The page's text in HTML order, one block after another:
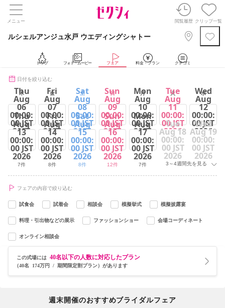
メニュー 閲覧履歴 クリップ一覧
ルシェルアンジュ水戸 ウエディングシャトー
トップ フォト・ムービー フェア 料金・プラン クチコミ
日付を絞り込む
木 金 土 日 月 火 水
Thu
Aug
06
00:00:
00 JST
2026
7件
Fri
Aug
07
00:00:
00 JST
2026
8件
Sat
Aug
08
00:00:
00 JST
2026
9件
Sun
Aug
09
00:00:
00 JST
2026
12件
Mon
Aug
10
00:00:
00 JST
2026
7件
Tue
Aug
11
00:00:
00 JST
2026
10件
Wed
Aug
12
00:00:
00 JST
2026
4件
Thu
Aug
13
00:00:
00 JST
2026
7件
Fri
Aug
14
00:00:
00 JST
2026
8件
Sat
Aug
15
00:00:
00 JST
2026
8件
Sun
Aug
16
00:00:
00 JST
2026
12件
Mon
Aug
17
00:00:
00 JST
2026
7件
Tue
Aug 18
00:00:
00 JST
2026
Wed
Aug 19
00:00:
00 JST
2026
3～4週間先を見る
フェアの内容で絞り込む
試食会 試着会 相談会 模擬挙式 模擬披露宴
料理・引出物などの展示 ファッションショー 会場コーディネート
オンライン相談会
この式場には 40名以下の人数に対応したプラン
（40名 174万円 / 期間限定割プラン）があります
週末開催のおすすめブライダルフェア